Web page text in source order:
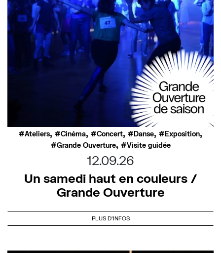
Ateliers, Cinéma, Concert, Danse, Exposition,
Grande Ouverture, Visite guidée
12.09.26
Un samedi haut en couleurs /
Grande Ouverture
PLUS D'INFOS